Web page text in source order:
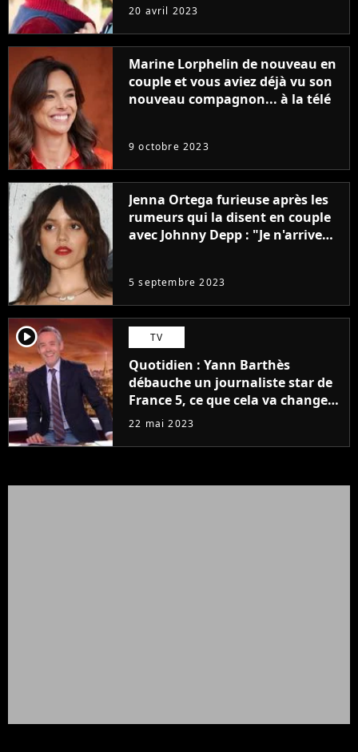
sans être super ringarde
20 avril 2023
Marine Lorphelin de nouveau en
couple et vous aviez déjà vu son
nouveau compagnon... à la télé
9 octobre 2023
Jenna Ortega furieuse après les
rumeurs qui la disent en couple
avec Johnny Depp : "Je n'arrive
5 septembre 2023
player2 TV
Quotidien : Yann Barthès
débauche un journaliste star de
France 5, ce que cela va changer
à la rentrée
22 mai 2023